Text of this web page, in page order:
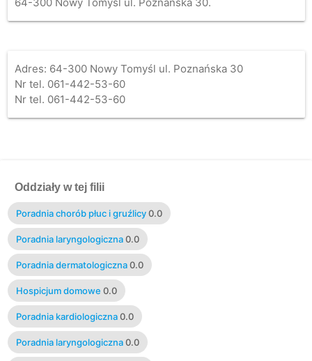
64-300 Nowy Tomyśl ul. Poznańska 30.
Adres: 64-300 Nowy Tomyśl ul. Poznańska 30
Nr tel. 061-442-53-60
Nr tel. 061-442-53-60
Oddziały w tej filii
Poradnia chorób płuc i gruźlicy 0.0
Poradnia laryngologiczna 0.0
Poradnia dermatologiczna 0.0
Hospicjum domowe 0.0
Poradnia kardiologiczna 0.0
Poradnia laryngologiczna 0.0